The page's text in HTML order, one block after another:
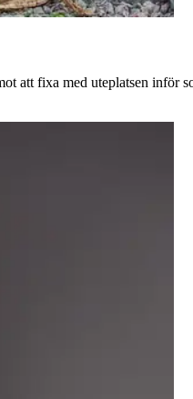
att fixa med uteplatsen